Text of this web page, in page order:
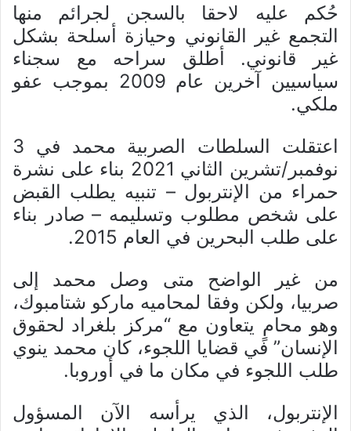
حُكم عليه لاحقا بالسجن لجرائم منها
التجمع غير القانوني وحيازة أسلحة بشكل
غير قانوني. أطلق سراحه مع سجناء
سياسيين آخرين عام 2009 بموجب عفو
ملكي.
اعتقلت السلطات الصربية محمد في 3
نوفمبر/تشرين الثاني 2021 بناء على نشرة
حمراء من الإنتربول – تنبيه يطلب القبض
على شخص مطلوب وتسليمه – صادر بناء
على طلب البحرين في العام 2015.
من غير الواضح متى وصل محمد إلى
صربيا، ولكن وفقا لمحاميه ماركو شتامبوك،
وهو محامٍ يتعاون مع “مركز بلغراد لحقوق
الإنسان” في قضايا اللجوء، كان محمد ينوي
طلب اللجوء في مكان ما في أوروبا.
الإنتربول، الذي يرأسه الآن المسؤول